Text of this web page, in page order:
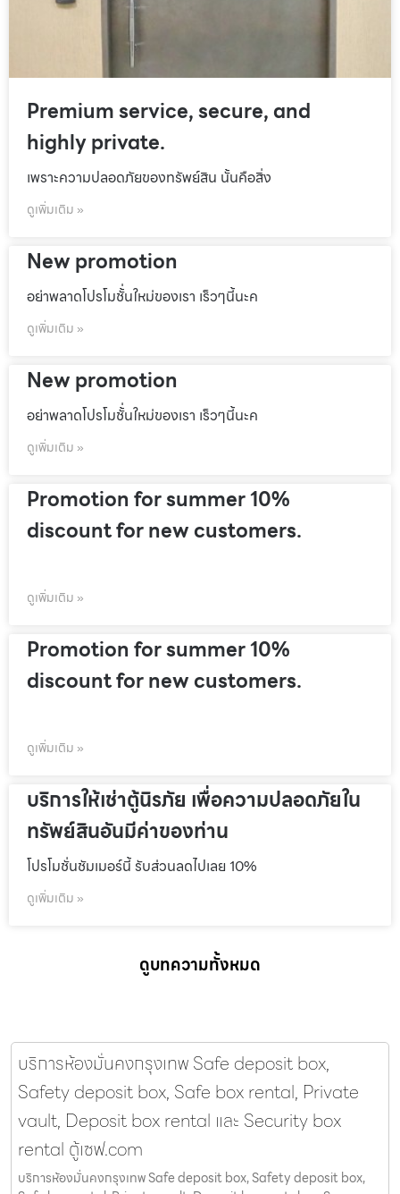
Premium service, secure, and
highly private.
เพราะความปลอดภัยของทรัพย์สิน นั้นคือสิ่ง
ดูเพิ่มเติม »
New promotion
อย่าพลาดโปรโมชั้่นใหม่ของเรา เร็วๆนี้นะค
ดูเพิ่มเติม »
New promotion
อย่าพลาดโปรโมชั้่นใหม่ของเรา เร็วๆนี้นะค
ดูเพิ่มเติม »
Promotion for summer 10%
discount for new customers.
ดูเพิ่มเติม »
Promotion for summer 10%
discount for new customers.
ดูเพิ่มเติม »
บริการให้เช่าตู้นิรภัย เพื่อความปลอดภัยใน
ทรัพย์สินอันมีค่าของท่าน
โปรโมชั่นชัมเมอร์นี้ รับส่วนลดไปเลย 10%
ดูเพิ่มเติม »
ดูบทความทั้งหมด
บริการห้องมั่นคงกรุงเทพ Safe deposit box,
Safety deposit box, Safe box rental, Private
vault, Deposit box rental และ Security box
rental ตู้เซฟ.com
บริการห้องมั่นคงกรุงเทพ Safe deposit box, Safety deposit box,